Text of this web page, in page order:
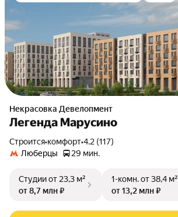
Некрасовка Девелопмент
Легенда Марусино
Строится•комфорт•4.2 (117)
Люберцы
29 мин.
Студииот 23,3 м²
от 8,7 млн ₽
1-комн.от 38,4 м²
от 13,2 млн ₽